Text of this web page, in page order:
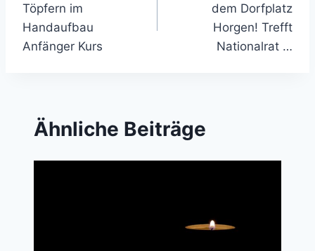
Töpfern im
Handaufbau
Anfänger Kurs
dem Dorfplatz
Horgen! Trefft
Nationalrat …
Ähnliche Beiträge